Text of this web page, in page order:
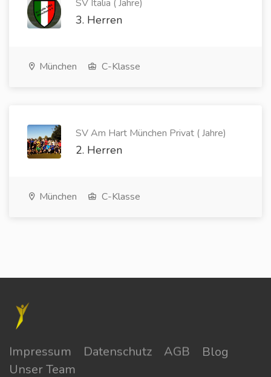
SV Italia ( Jahre)
3. Herren
München C-Klasse
SV Am Hart München Privat ( Jahre)
2. Herren
München C-Klasse
Impressum Datenschutz AGB
Blog
Unser Team